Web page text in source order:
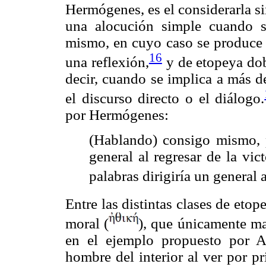
Hermógenes, es el considerarla
una alocución simple cuando
mismo, en cuyo caso se
una reflexión,16y de etopeya
decir, cuando se implica a más
el discurso directo o el diálogo.
por Hermógenes:
(Hablando) consigo
general al regresar de la
palabras dirigiría un general
Entre las distintas clases de
moral (
), que únicamente
en el ejemplo propuesto por
hombre del interior al ver por